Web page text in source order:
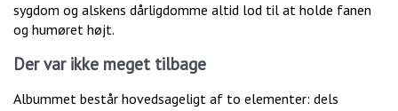
sygdom og alskens dårligdomme altid lod til at holde fanen
og humøret højt.
Der var ikke meget tilbage
Albummet består hovedsageligt af to elementer: dels